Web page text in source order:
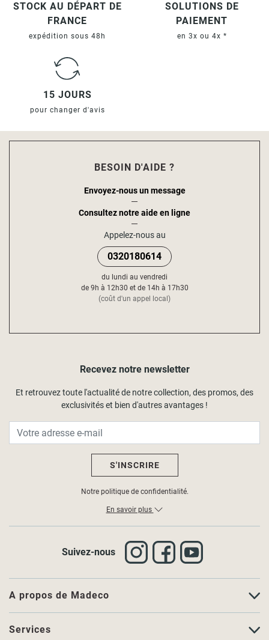
STOCK AU DÉPART DE
FRANCE
expédition sous 48h
SOLUTIONS DE
PAIEMENT
en 3x ou 4x *
15 JOURS
pour changer d'avis
A propos de Madeco
Services
Recevez notre newsletter
Et retrouvez toute l'actualité de notre collection, des promos, des
exclusivités et bien d'autres avantages !
S'INSCRIRE
Notre politique de confidentialité.
En savoir plus
Suivez-nous
BESOIN D'AIDE ?
Envoyez-nous un message
Consultez notre aide en ligne
Appelez-nous au
0320180614
du lundi au vendredi
de 9h à 12h30 et de 14h à 17h30
(coût d'un appel local)